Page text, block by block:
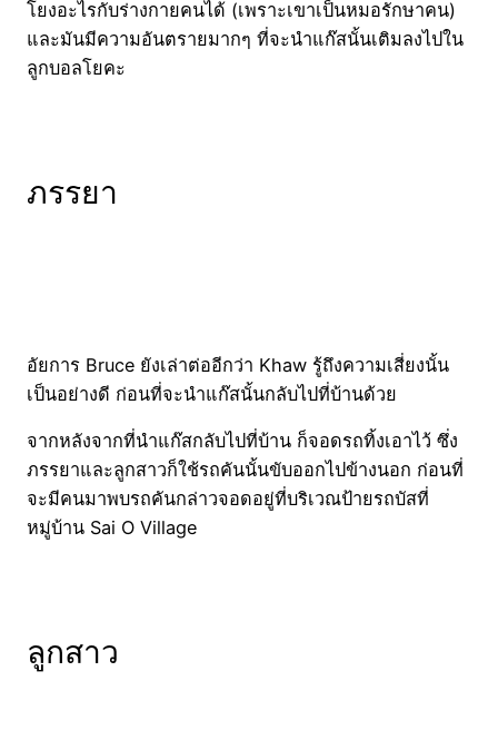
โยงอะไรกับร่างกายคนได้ (เพราะเขาเป็นหมอรักษาคน)
และมันมีความอันตรายมากๆ ที่จะนำแก๊สนั้นเติมลงไปใน
ลูกบอลโยคะ
ภรรยา
อัยการ Bruce ยังเล่าต่ออีกว่า Khaw รู้ถึงความเสี่ยงนั้น
เป็นอย่างดี ก่อนที่จะนำแก๊สนั้นกลับไปที่บ้านด้วย
จากหลังจากที่นำแก๊สกลับไปที่บ้าน ก็จอดรถทิ้งเอาไว้ ซึ่ง
ภรรยาและลูกสาวก็ใช้รถคันนั้นขับออกไปข้างนอก ก่อนที่
จะมีคนมาพบรถคันกล่าวจอดอยู่ที่บริเวณป้ายรถบัสที่
หมู่บ้าน Sai O Village
ลูกสาว